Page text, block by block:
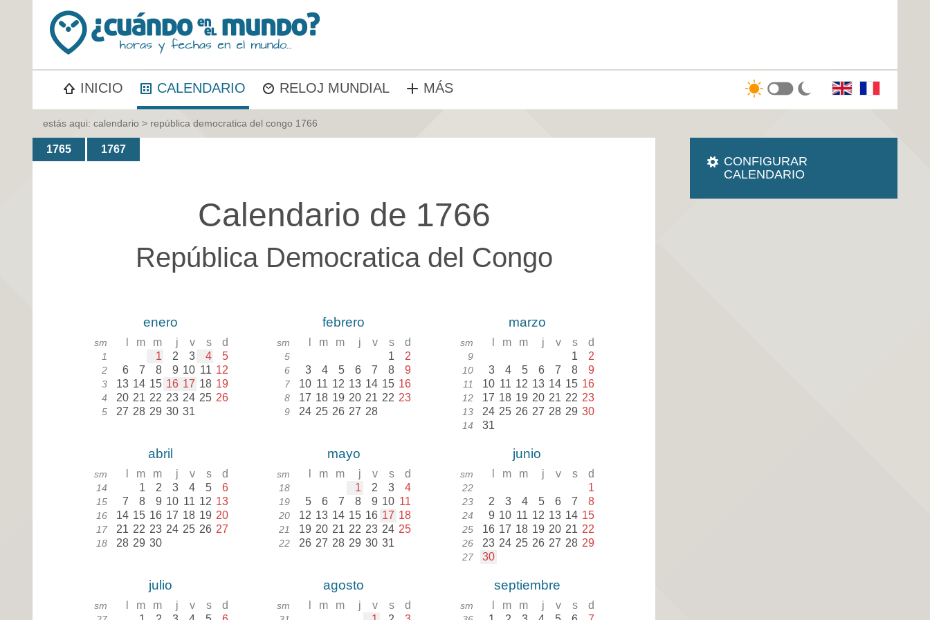
INICIO CALENDARIO RELOJ MUNDIAL MÁS
estás aqui: calendario > república democratica del congo 1766
1765 1767
Calendario de 1766
República Democratica del Congo
enero
sm m m j v s d
1 1 2 3 4 5
2 6 7 8 9 10 11 12
3 13 14 15 16 17 18 19
4 20 21 22 23 24 25 26
5 27 28 29 30 31
febrero
sm m m j v s d
5 1 2
6 3 4 5 6 7 8 9
7 10 11 12 13 14 15 16
8 17 18 19 20 21 22 23
9 24 25 26 27 28
marzo
sm m m j v s d
9 1 2
10 3 4 5 6 7 8 9
11 10 11 12 13 14 15 16
12 17 18 19 20 21 22 23
13 24 25 26 27 28 29 30
14 31
abril
sm m m j v s d
14 1 2 3 4 5 6
15 7 8 9 10 11 12 13
16 14 15 16 17 18 19 20
17 21 22 23 24 25 26 27
18 28 29 30
mayo
sm m m j v s d
18 1 2 3 4
19 5 6 7 8 9 10 11
20 12 13 14 15 16 17 18
21 19 20 21 22 23 24 25
22 26 27 28 29 30 31
junio
sm m m j v s d
22 1
23 2 3 4 5 6 7 8
24 9 10 11 12 13 14 15
25 16 17 18 19 20 21 22
26 23 24 25 26 27 28 29
27 30
julio
sm m m j v s d
agosto
sm m m j v s d
septiembre
sm m m j v s d
CONFIGURAR
CALENDARIO